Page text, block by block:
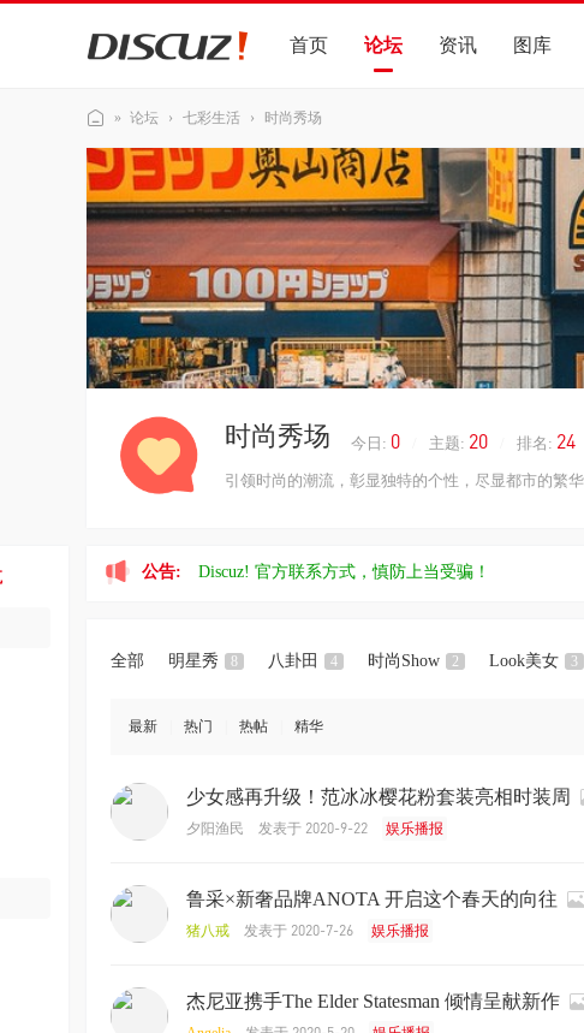
首页 论坛 资讯 图库
Di
sc
uz
!
演
站
» 论坛 › 七彩生活 › 时尚秀场
时尚秀场 今日: 0 主题: 20 排名: 24
引领时尚的潮流，彰显独特的个性，尽显都市的繁华
公告: Discuz! 官方联系方式，慎防上当受骗！
全部 明星秀 8 八卦田 4 时尚Show 2 Look美女 3
最新 热门 热帖 精华
少女感再升级！范冰冰樱花粉套装亮相时装周
夕阳渔民 发表于 2020-9-22 娱乐播报
鲁采×新奢品牌ANOTA 开启这个春天的向往
猪八戒 发表于 2020-7-26 娱乐播报
杰尼亚携手The Elder Statesman 倾情呈献新作